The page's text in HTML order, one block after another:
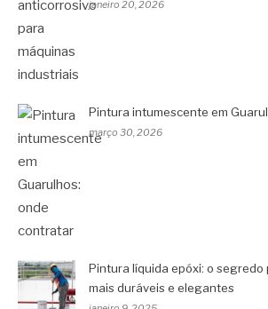
janeiro 20, 2026
Pintura intumescente em
março 30, 2026
Pintura líquida epóxi: o segredo
mais duráveis e elegantes